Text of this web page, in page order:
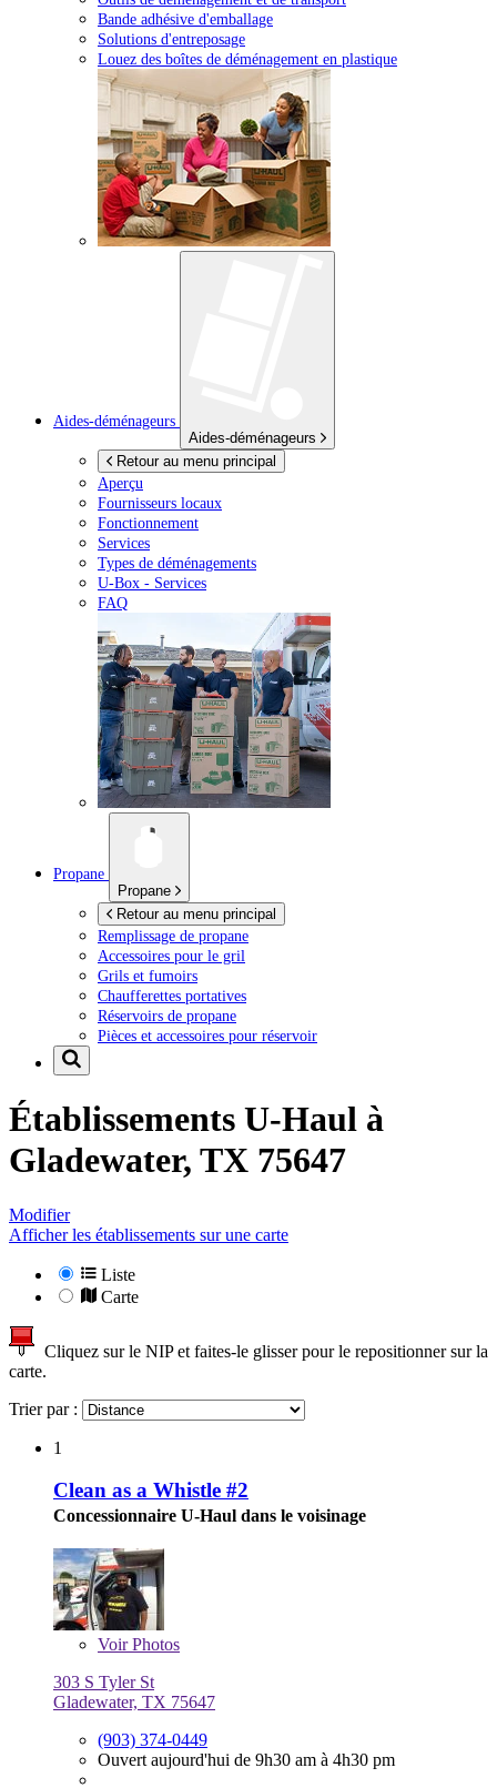
Bande adhésive d'emballage
Solutions d'entreposage
Louez des boîtes de déménagement en plastique
Aides-déménageurs
Aides-déménageurs
Retour au menu principal
Aperçu
Fournisseurs locaux
Fonctionnement
Services
Types de déménagements
U-Box - Services
FAQ
Propane
Propane
Retour au menu principal
Remplissage de propane
Accessoires pour le gril
Grils et fumoirs
Chaufferettes portatives
Réservoirs de propane
Pièces et accessoires pour réservoir
Établissements U-Haul à
Gladewater, TX 75647
Modifier
Afficher les établissements sur une carte
Liste
Carte
Cliquez sur le NIP et faites-le glisser pour le repositionner sur la
carte.
Trier par :
1
Clean as a Whistle #2
Concessionnaire U-Haul dans le voisinage
VoirPhotos
303 S Tyler St
Gladewater, TX 75647
(903) 374-0449
Ouvert aujourd'hui de 9h30 am à 4h30 pm